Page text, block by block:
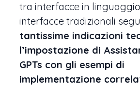
tra interfacce in
interfacce tradizionali
tantissime indicazioni
l’impostazione di
GPTs con gli esempi di
implementazione